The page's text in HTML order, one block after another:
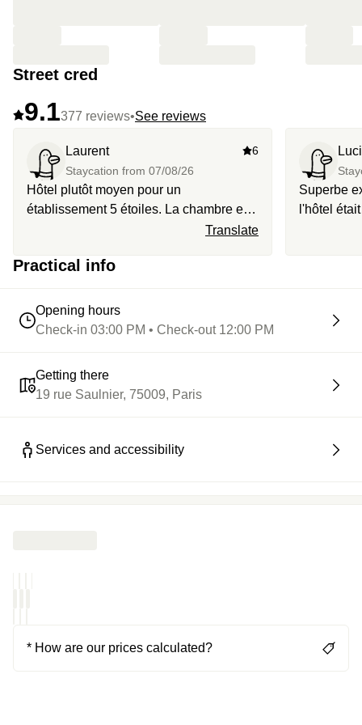
Street cred
9.1377 reviews•See reviews
Laurent
Staycation from 07/08/26
6
Hôtel plutôt moyen pour un
établissement 5 étoiles. La chambre est
assez petite et les finitions ne sont pas
catégorie. L’accueil est dans l’ensemble
agréable.
Translate
Superbe
l'hôtel
Practical info
Opening hours
Check-in 03:00 PM • Check-out 12:00 PM
Getting there
19 rue Saulnier, 75009, Paris
Services and accessibility
* How are our prices calculated?